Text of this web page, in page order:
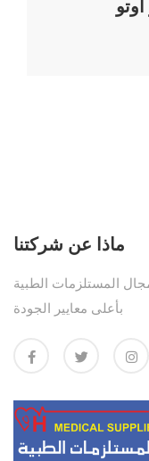
ماذا عن شركتنا
المستلزمات الطبية
بأعلى معايير الجودة